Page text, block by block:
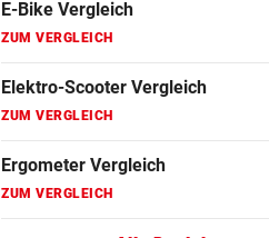
Faszienrolle Vergleich
ZUM VERGLEICH
Hoverboard Vergleich
ZUM VERGLEICH
Kinderfahrrad Vergleich
ZUM VERGLEICH